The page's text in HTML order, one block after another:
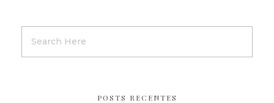
POSTS RECENTES